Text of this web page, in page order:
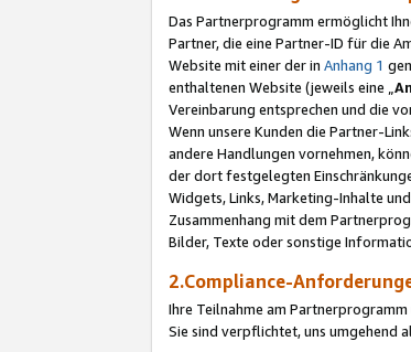
Das Partnerprogramm ermöglicht
Partner, die eine Partner-ID für die
Website mit einer der in Anhang 1
enthaltenen Website (jeweils eine „
Vereinbarung entsprechen und die
Wenn unsere Kunden die Partner-
andere Handlungen vornehmen,
der dort festgelegten
Widgets, Links, Marketing-Inhalte
Zusammenhang mit dem
Bilder, Texte oder sonstige
2.Compliance-
Ihre Teilnahme am
Sie sind verpflichtet, uns umgehend